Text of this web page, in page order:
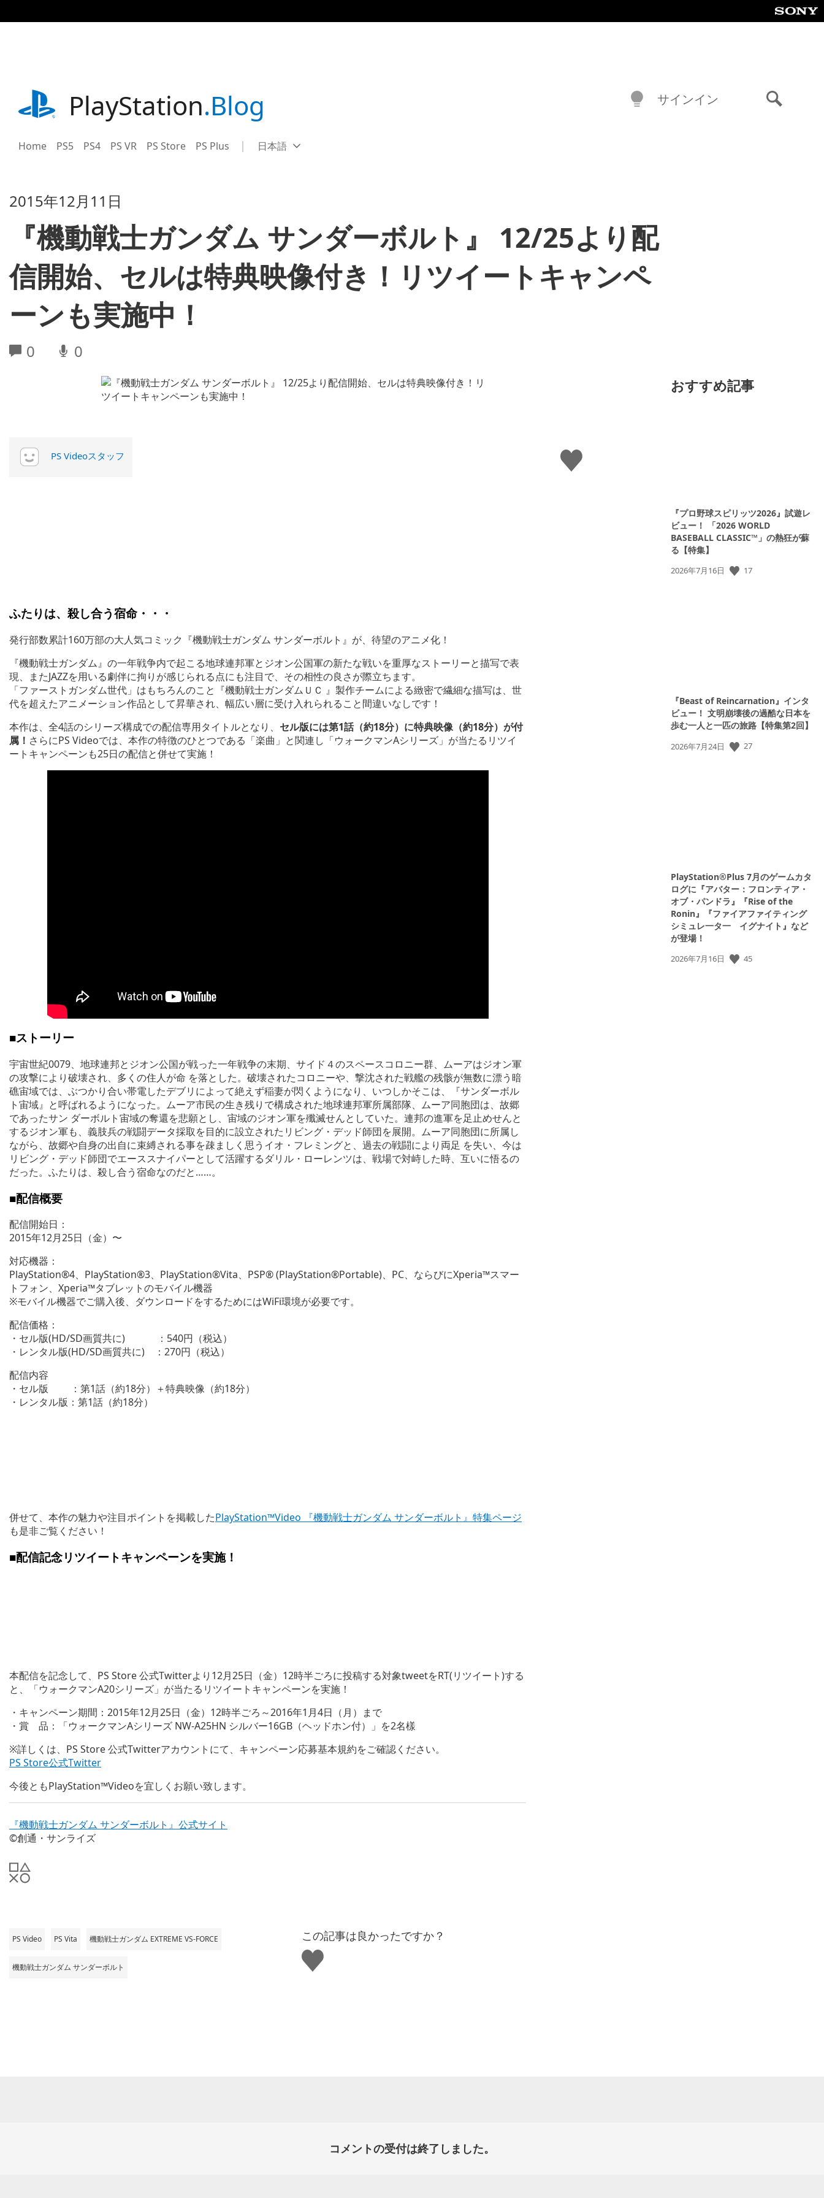
事
playstation.comPlayStation.Blog
Home PS5 PS4 PS VR PS Store PS Plus Select
Current
日本語
サインイン
2015年12月11日
『機動戦士ガンダム サンダーボルト』 12/25より配
信開始、セルは特典映像付き！リツイートキャンペ
ーンも実施中！
0 0
い
い
PS Videoスタッフ
ふたりは、殺し合う宿命・・・
発行部数累計160万部の大人気コミック『機動戦士ガンダム サンダーボルト』が、待望のアニメ化！
『機動戦士ガンダム』の一年戦争内で起こる地球連邦軍とジオン公国軍の新たな戦いを重厚なストーリーと描写で表
現、またJAZZを用いる劇伴に拘りが感じられる点にも注目で、その相性の良さが際立ちます。
「ファーストガンダム世代」はもちろんのこと『機動戦士ガンダムＵＣ 』製作チームによる緻密で繊細な描写は、世
代を超えたアニメーション作品として昇華され、幅広い層に受け入れられること間違いなしです！
本作は、全4話のシリーズ構成での配信専用タイトルとなり、 セル版には第1話（約18分）に特典映像（約18分）が付
属！ さらにPS Videoでは、本作の特徴のひとつである「楽曲」と関連し「ウォークマンAシリーズ」が当たるリツイ
ートキャンペーンも25日の配信と併せて実施！
■ストーリー
宇宙世紀0079、地球連邦とジオン公国が戦った一年戦争の末期、サイド４のスペースコロニー群、ムーアはジオン軍
の攻撃により破壊され、多くの住人が命 を落とした。破壊されたコロニーや、撃沈された戦艦の残骸が無数に漂う暗
礁宙域では、ぶつかり合い帯電したデブリによって絶えず稲妻が閃くようになり、いつしかそこは、『サンダーボル
ト宙域』と呼ばれるようになった。ムーア市民の生き残りで構成された地球連邦軍所属部隊、ムーア同胞団は、故郷
であったサン ダーボルト宙域の奪還を悲願とし、宙域のジオン軍を殲滅せんとしていた。連邦の進軍を足止めせんと
するジオン軍も、義肢兵の戦闘データ採取を目的に設立されたリビング・デッド師団を展開。ムーア同胞団に所属し
ながら、故郷や自身の出自に束縛される事を疎ましく思うイオ・フレミングと、過去の戦闘により両足 を失い、今は
リビング・デッド師団でエーススナイパーとして活躍するダリル・ローレンツは、戦場で対峙した時、互いに悟るの
だった。ふたりは、殺し合う宿命なのだと……。
■配信概要
配信開始日：
2015年12月25日（金）〜
対応機器：
PlayStation®4、PlayStation®3、PlayStation®Vita、PSP® (PlayStation®Portable)、PC、ならびにXperia™スマー
トフォン、Xperia™タブレットのモバイル機器
※モバイル機器でご購入後、ダウンロードをするためにはWiFi環境が必要です。
配信価格：
・セル版(HD/SD画質共に) ：540円（税込）
・レンタル版(HD/SD画質共に) ：270円（税込）
配信内容
・セル版 ：第1話（約18分）＋特典映像（約18分）
・レンタル版：第1話（約18分）
併せて、本作の魅力や注目ポイントを掲載したPlayStation™Video 『機動戦士ガンダム サンダーボルト』特集ページ
も是非ご覧ください！
■配信記念リツイートキャンペーンを実施！
本配信を記念して、PS Store 公式Twitterより12月25日（金）12時半ごろに投稿する対象tweetをRT(リツイート)する
と、「ウォークマンA20シリーズ」が当たるリツイートキャンペーンを実施！
・キャンペーン期間：2015年12月25日（金）12時半ごろ～2016年1月4日（月）まで
・賞 品：「ウォークマンAシリーズ NW-A25HN シルバー16GB（ヘッドホン付）」を2名樣
※詳しくは、PS Store 公式Twitterアカウントにて、キャンペーン応募基本規約をご確認ください。
PS Store公式Twitter
今後ともPlayStation™Videoを宜しくお願い致します。
『機動戦士ガンダム サンダーボルト』公式サイト
©創通・サンライズ
PS Video PS Vita 機動戦士ガンダム EXTREME VS-FORCE
機動戦士ガンダム サンダーボルト
この記事は良かったですか？
い
い
おすすめ記事
『プロ野球スピリッツ2026』試遊レ
ビュー！ 「2026 WORLD
BASEBALL CLASSIC™」の熱狂が蘇
る【特集】
公
2026年7月16日 17
『Beast of Reincarnation』インタ
ビュー！ 文明崩壊後の過酷な日本を
歩む一人と一匹の旅路【特集第2回】
公
2026年7月24日 27
PlayStation®Plus 7月のゲームカタ
ログに『アバター：フロンティア・
オブ・パンドラ』『Rise of the
Ronin』『ファイアファイティング
シミュレ一タ一 イグナイト』など
が登場！
公
2026年7月16日 45
コメントの受付は終了しました。